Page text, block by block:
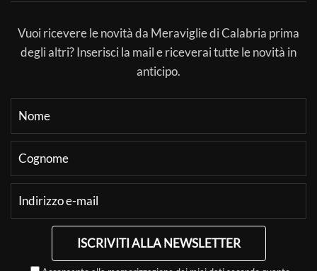
Vuoi ricevere le novità da Meraviglie di Calabria prima
degli altri? Inserisci la mail e riceverai tutte le novità in
anticipo.
ISCRIVITI ALLA NEWSLETTER